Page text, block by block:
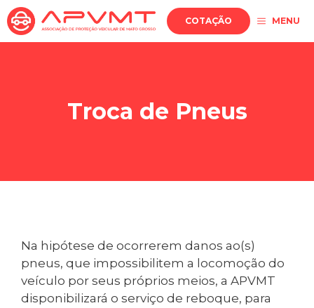
Pular
para
o
MENU
COTAÇÃO
Troca de Pneus
Na hipótese de ocorrerem danos ao(s)
pneus, que impossibilitem a locomoção do
veículo por seus próprios meios, a APVMT
disponibilizará o serviço de reboque, para